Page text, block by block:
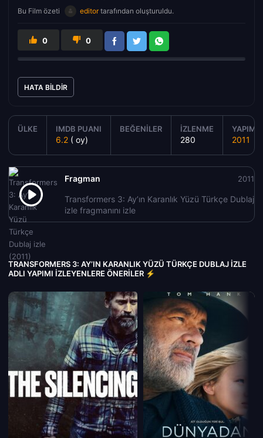
Bu Film özeti editortarafından oluşturuldu.
0 0
HATA BILDIR
ÜLKE IMDB PUANI
6.2 ( oy)
BEĞENILER İZLENME
280
YAPIM
2011
Fragman
Transformers 3: Ay’ın Karanlık Yüzü Türkçe Dublaj
izle fragmanını izle
2011
TRANSFORMERS 3: AY’IN KARANLIK YÜZÜ TÜRKÇE DUBLAJ IZLE
ADLI YAPIMI İZLEYENLERE ÖNERILER ⚡